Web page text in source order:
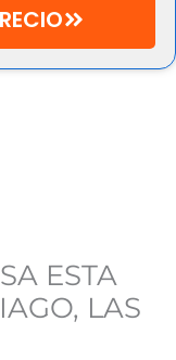
ESTA
LAS